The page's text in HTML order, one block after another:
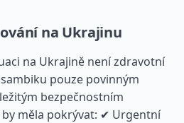
na Ukrajinu
na Ukrajině není zdravotní
pouze povinným
bezpečnostním
měla pokrývat: ✔ Urgentní